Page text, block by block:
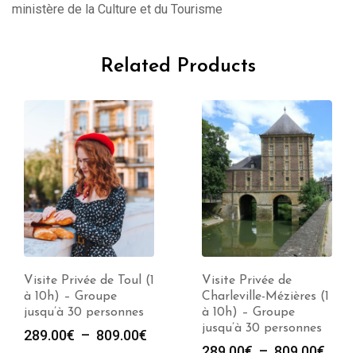
ministère de la Culture et du Tourisme
Related Products
Visite Privée de Toul (1
à 10h) – Groupe
jusqu’à 30 personnes
289.00€ – 809.00€
Visite Privée de
Charleville-Mézières (1
à 10h) – Groupe
jusqu’à 30 personnes